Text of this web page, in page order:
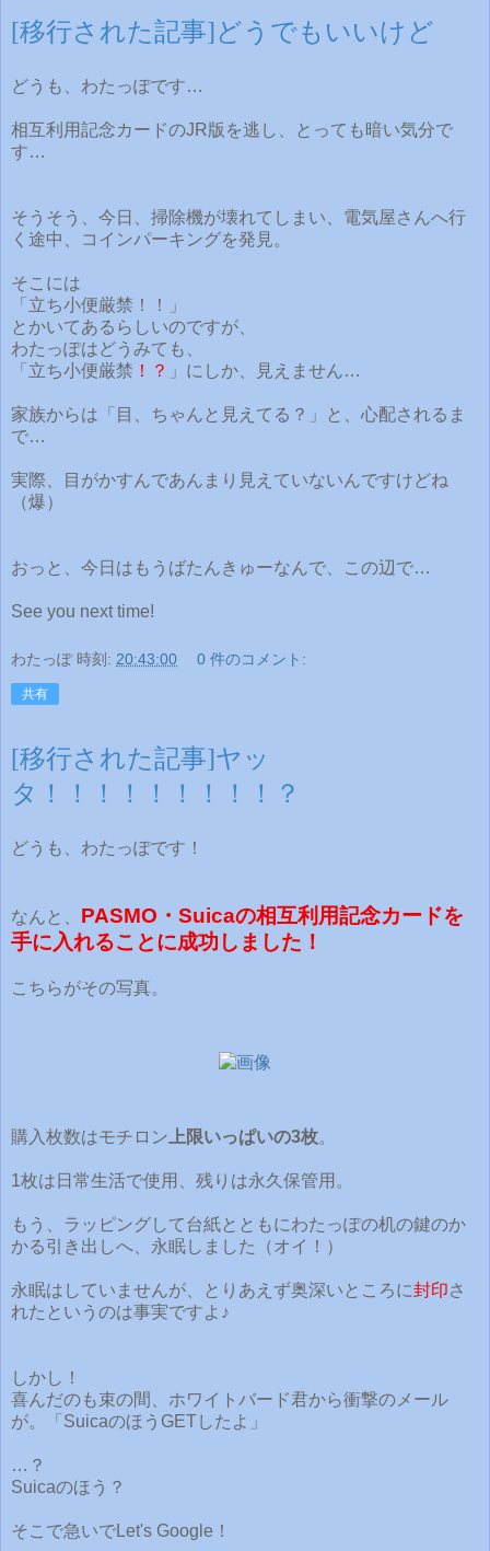
[移行された記事]どうでもいいけど
どうも、わたっぽです…
相互利用記念カードのJR版を逃し、とっても暗い気分で
す…
そうそう、今日、掃除機が壊れてしまい、電気屋さんへ行
く途中、コインパーキングを発見。
そこには
「立ち小便厳禁！！」
とかいてあるらしいのですが、
わたっぽはどうみても、
「立ち小便厳禁 ！？ 」にしか、見えません…
家族からは「目、ちゃんと見えてる？」と、心配されるま
で…
実際、目がかすんであんまり見えていないんですけどね
（爆）
おっと、今日はもうばたんきゅーなんで、この辺で…
See you next time!
わたっぽ 時刻: 20:43:00 0 件のコメント:
共有
[移行された記事]ヤッ
タ！！！！！！！！！？
どうも、わたっぽです！
なんと、 PASMO・Suicaの相互利用記念カードを
手に入れることに成功しました！
こちらがその写真。
購入枚数はモチロン 上限いっぱいの3枚。
1枚は日常生活で使用、残りは永久保管用。
もう、ラッピングして台紙とともにわたっぽの机の鍵のか
かる引き出しへ、永眠しました（オイ！）
永眠はしていませんが、とりあえず奥深いところに封印さ
れたというのは事実ですよ♪
しかし！
喜んだのも束の間、ホワイトバード君から衝撃のメール
が。「SuicaのほうGETしたよ」
…？
Suicaのほう？
そこで急いでLet's Google！